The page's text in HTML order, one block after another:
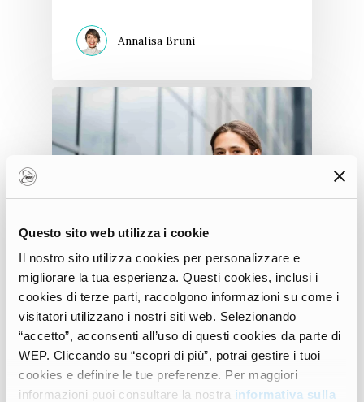
Questo sito web utilizza i cookie
Il nostro sito utilizza cookies per personalizzare e
migliorare la tua esperienza. Questi cookies, inclusi i
cookies di terze parti, raccolgono informazioni su come i
visitatori utilizzano i nostri siti web. Selezionando
“accetto”, acconsenti all’uso di questi cookies da parte di
WEP. Cliccando su “scopri di più”, potrai gestire i tuoi
cookies e definire le tue preferenze. Per maggiori
informazioni puoi consultare la nostra informativa sulla
Annalisa Bruni
EXCHANGE KIT
Culture shock? Come
superarlo e crescere
davvero
L’anno scolastico all’estero
mette davanti a tante sfide: il